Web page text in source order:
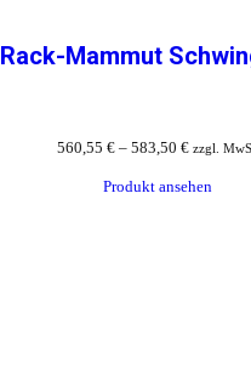
Rack-Mammut
560,55 €– 583,50 € zzgl.
Produkt ansehen